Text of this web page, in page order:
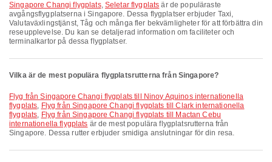
Singapore Changi flygplats, Seletar flygplats är de populäraste
avgångsflygplatserna i Singapore. Dessa flygplatser erbjuder Taxi,
Valutaväxlingstjänst, Tåg och många fler bekvämligheter för att förbättra din
reseupplevelse. Du kan se detaljerad information om faciliteter och
terminalkartor på dessa flygplatser.
Vilka är de mest populära flygplatsrutterna från Singapore?
Flyg från Singapore Changi flygplats till Ninoy Aquinos internationella
flygplats, Flyg från Singapore Changi flygplats till Clark internationella
flygplats, Flyg från Singapore Changi flygplats till Mactan Cebu
internationella flygplats är de mest populära flygplatsrutterna från
Singapore. Dessa rutter erbjuder smidiga anslutningar för din resa.